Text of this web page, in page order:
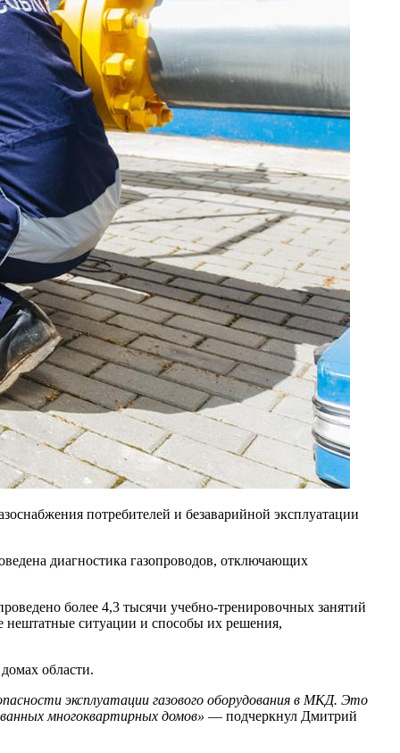
потребителей и безаварийной эксплуатации
диагностика газопроводов, отключающих
более 4,3 тысячи учебно-тренировочных занятий
нештатные ситуации и способы их решения,
области.
эксплуатации газового оборудования в МКД. Это
многоквартирных домов» — подчеркнул Дмитрий